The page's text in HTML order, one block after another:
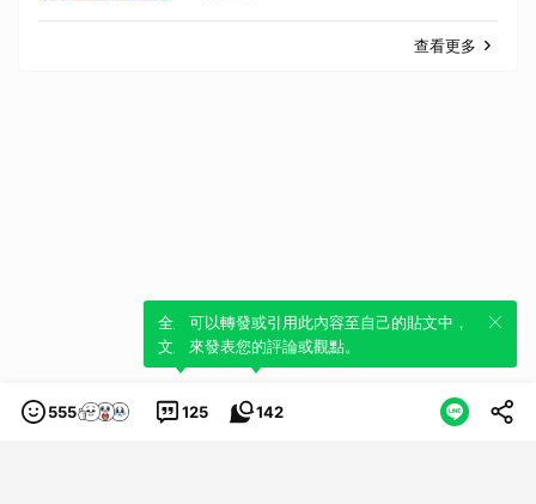
查看更多
555 125
全新體驗！一鍵引用此內容，透過發布貼
文來輕鬆表達個人立場。
142
可以轉發或引用此內容至自己的貼文中，
來發表您的評論或觀點。